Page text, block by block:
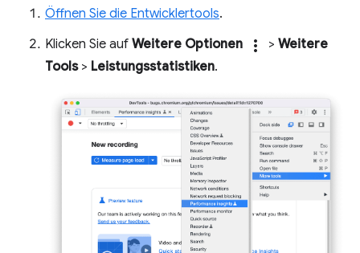
Öffnen Sie die Entwicklertools.
Klicken Sie auf Weitere Optionen more_vert > Weitere
Tools> Leistungsstatistiken.